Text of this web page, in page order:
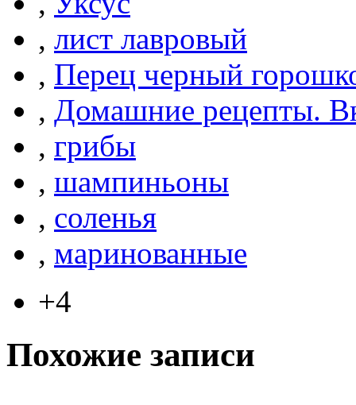
, лист лавровый
, Перец черный
, Домашние рецепты.
, грибы
, шампиньоны
, соленья
, маринованные
+4
Похожие записи